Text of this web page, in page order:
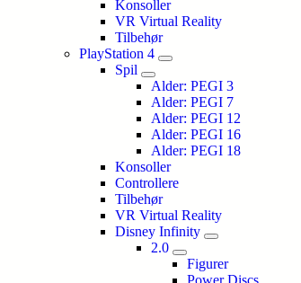
Konsoller
VR Virtual Reality
Tilbehør
PlayStation 4
Spil
Alder: PEGI 3
Alder: PEGI 7
Alder: PEGI 12
Alder: PEGI 16
Alder: PEGI 18
Konsoller
Controllere
Tilbehør
VR Virtual Reality
Disney Infinity
2.0
Figurer
Power Discs